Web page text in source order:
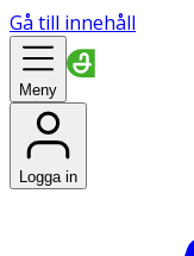
Gå till innehåll
Meny
Logga in